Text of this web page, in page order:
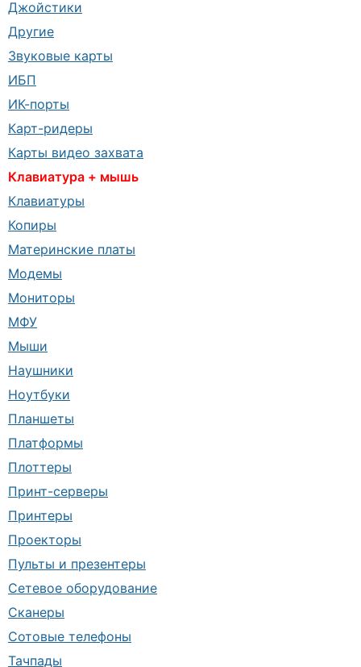
Джойстики
Другие
Звуковые карты
ИБП
ИК-порты
Карт-ридеры
Карты видео захвата
Клавиатура + мышь
Клавиатуры
Копиры
Материнские платы
Модемы
Мониторы
МФУ
Мыши
Наушники
Ноутбуки
Планшеты
Платформы
Плоттеры
Принт-серверы
Принтеры
Проекторы
Пульты и презентеры
Сетевое оборудование
Сканеры
Сотовые телефоны
Тачпады